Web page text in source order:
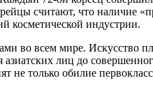
считают, что наличие
косметической индустрии.
во всем мире. Искусство
лиц до
не только обилие